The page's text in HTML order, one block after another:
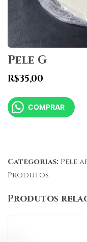
Pele G
R$35,00
COMPRAR
Categorias: Pele
Produtos
Produtos